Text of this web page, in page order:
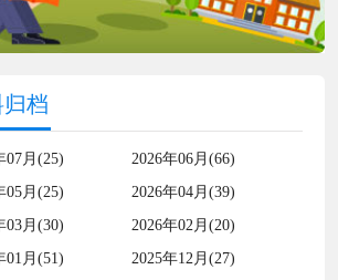
档
07月(25)
2026年06月(66)
05月(25)
2026年04月(39)
03月(30)
2026年02月(20)
01月(51)
2025年12月(27)